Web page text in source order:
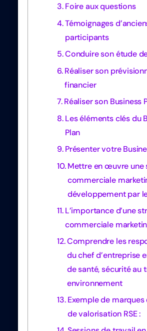
Foire aux questions
Témoignages
participants
Conduire son étude
Réaliser son
financier
Réaliser son Business
Les éléments clés du
Plan
Présenter votre
Mettre en œuvre une
commerciale
développement par
L’importance d’une
commerciale
Comprendre les
du chef d’entreprise
de santé, sécurité au
environnement
Exemple de marques
de valorisation RSE :